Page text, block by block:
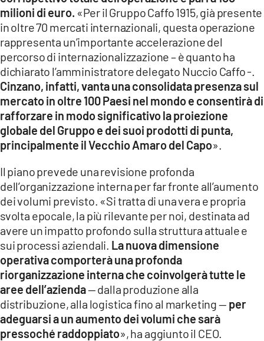
App
ANDROID
APPLE
milioni di euro. «Per il Gruppo Caffo 1915, già presente
in oltre 70 mercati internazionali, questa operazione
rappresenta un’importante accelerazione del
percorso di internazionalizzazione – è quanto ha
dichiarato l’amministratore delegato Nuccio Caffo -.
Cinzano, infatti, vanta una consolidata presenza sul
mercato in oltre 100 Paesi nel mondo e consentirà di
rafforzare in modo significativo la proiezione
globale del Gruppo e dei suoi prodotti di punta,
principalmente il Vecchio Amaro del Capo».
Il piano prevede una revisione profonda
dell’organizzazione interna per far fronte all’aumento
dei volumi previsto. «Si tratta di una vera e propria
svolta epocale, la più rilevante per noi, destinata ad
avere un impatto profondo sulla struttura attuale e
sui processi aziendali. La nuova dimensione
operativa comporterà una profonda
riorganizzazione interna che coinvolgerà tutte le
aree dell’azienda— dalla produzione alla
distribuzione, alla logistica fino al marketing — per
adeguarsi a un aumento dei volumi che sarà
pressoché raddoppiato», ha aggiunto il CEO.